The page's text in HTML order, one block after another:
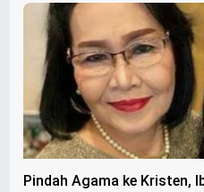
Pindah Agama ke Kristen,